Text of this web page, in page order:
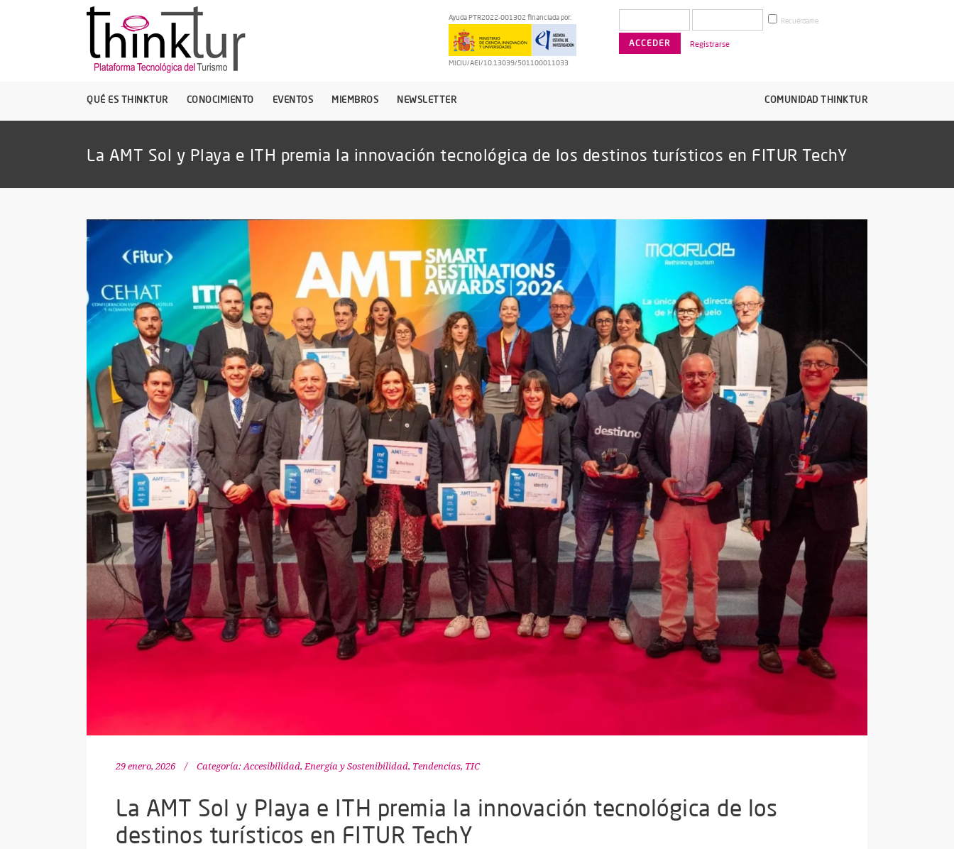
Ayuda PTR2022-001302 financiada por:
MICIU/AEI/10.13039/501100011033
Recuérdame
Registrarse
QUÉ ES THINKTUR CONOCIMIENTO EVENTOS MIEMBROS NEWSLETTER COMUNIDAD THINKTUR
La AMT Sol y Playa e ITH premia la innovación tecnológica de los destinos turísticos en FITUR TechY
29 enero, 2026 Categoría: Accesibilidad,Energía y Sostenibilidad, Tendencias, TIC
La AMT Sol y Playa e ITH premia la innovación tecnológica de los
destinos turísticos en FITUR TechY